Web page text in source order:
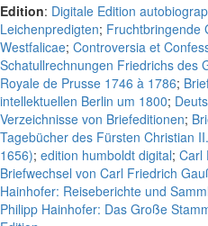
Edition: Digitale Edition
Leichenpredigten; Fruchtbringende
Westfalicae; Controversia et
Schatullrechnungen Friedrichs des
Royale de Prusse 1746 à 1786;
intellektuellen Berlin um 1800;
Verzeichnisse von Briefeditionen;
Tagebücher des Fürsten Christian
1656); edition humboldt digital; Carl
Briefwechsel von Carl Friedrich
Hainhofer: Reiseberichte und
Philipp Hainhofer: Das Große